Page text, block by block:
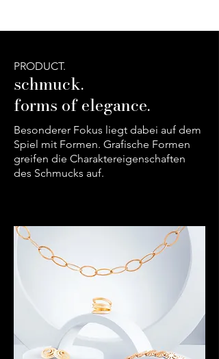
PRODUCT.
schmuck.
forms of elegance.
Besonderer Fokus liegt dabei auf dem
Spiel mit Formen. Grafische Formen
greifen die Charaktereigenschaften
des Schmucks auf.